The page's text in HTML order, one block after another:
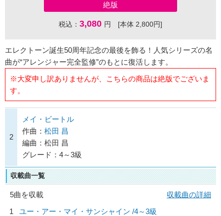
絶版
税込： 3,080 円 [本体 2,800円]
エレクトーン誕生50周年記念の最後を飾る！人気シリーズの名
曲が“アレンジャー完全監修”のもとに復活します。
※大変申し訳ありませんが、こちらの商品は絶版でございま
す。
2
メイ・ビートル
作曲： 松田 昌
編曲：松田 昌
グレード：4～3級
収載曲一覧
5曲を収載
収載曲の詳細
1
ユー・アー・マイ・サンシャイン /4～3級